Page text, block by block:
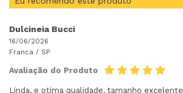
Dulcineia Bucci
16/06/2026
Franca / SP
Avaliação do Produto
Linda, e otima qualidade, tamanho excelente